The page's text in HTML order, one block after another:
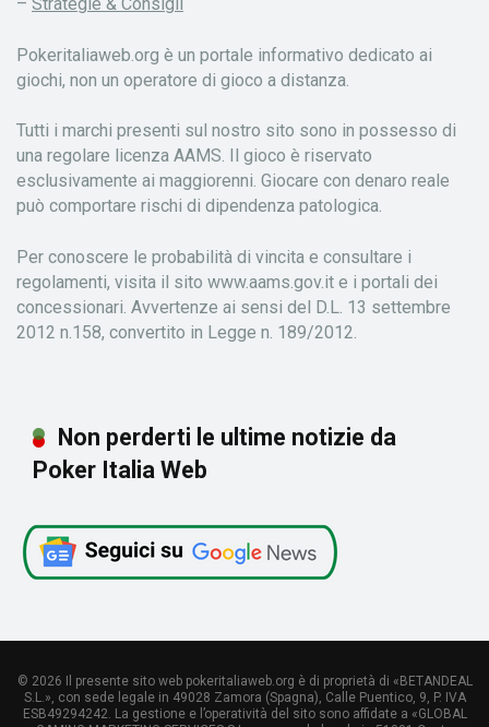
Pokeritaliaweb.org è un portale informativo dedicato ai
giochi, non un operatore di gioco a distanza.
Tutti i marchi presenti sul nostro sito sono in possesso di
una regolare licenza AAMS. Il gioco è riservato
esclusivamente ai maggiorenni. Giocare con denaro reale
può comportare rischi di dipendenza patologica.
Per conoscere le probabilità di vincita e consultare i
regolamenti, visita il sito www.aams.gov.it e i portali dei
concessionari. Avvertenze ai sensi del D.L. 13 settembre
2012 n.158, convertito in Legge n. 189/2012.
Non perderti le ultime notizie da
Poker Italia Web
© 2026 Il presente sito web pokeritaliaweb.org è di proprietà di «BETANDEAL
S.L.», con sede legale in 49028 Zamora (Spagna), Calle Puentico, 9, P. IVA
ESB49294242. La gestione e l’operatività del sito sono affidate a «GLOBAL